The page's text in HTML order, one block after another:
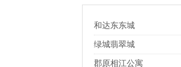
和达东东城
绿城翡翠城
郡原相江公寓